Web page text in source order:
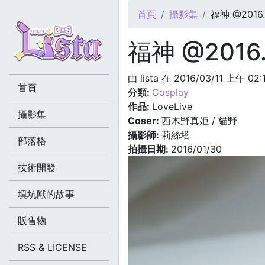
您在這裡
首頁 攝影集 福神
福神
由 lista 在 2016/03/11 上午
分類: Cosplay
作品: LoveLive
Coser: 西木野真姬 / 貓野
攝影師: 莉絲塔
拍攝日期: 2016/01/30
首頁
攝影集
部落格
技術開發
填坑獸的故事
販售物
RSS & LICENSE